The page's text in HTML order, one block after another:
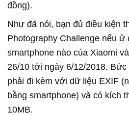
đồng).
Như đã nói, bạn đủ điều kiện
Photography Challenge nếu ử
smartphone nào của Xiaomi
26/10 tới ngày 6/12/2018.
phải đi kèm với dữ liệu EXIF
bằng smartphone) và có kích
10MB.